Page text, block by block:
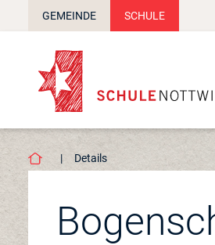
GEMEINDE SCHULE
Details